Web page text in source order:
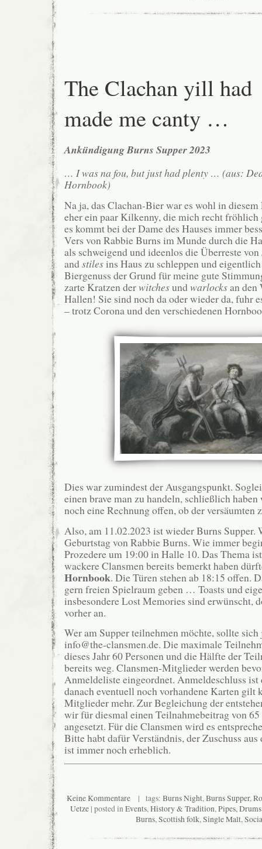
The Clachan yill had
made me canty …
Ankündigung Burns Supper 2023
… I was na fou, but just had plenty … (aus:
Hornbook)
Na ja, das Clachan-Bier war es wohl in
eher ein paar Kilkenny, die mich recht fröhlich
es kommt bei der Dame des Hauses immer
Vers von Rabbie Burns im Munde durch die
als schweigend und ideenlos die Überreste von
andstilesins Haus zu schleppen und
Biergenuss der Grund für meine gute
zarte Kratzen derwitchesundwarlocksan den
Hallen! Sie sind noch da oder wieder da, fuhr
– trotz Corona und den verschiedenen
Dies war zumindest der Ausgangspunkt.
einen brave man zu handeln, schließlich
noch eine Rechnung offen, ob der
Also, am 11.02.2023 ist wieder Burns Supper.
Geburtstag von Rabbie Burns. Wie immer
Prozedere um 19:00 in Halle 10. Das Thema
wackere Clansmen bereits bemerkt haben
Hornbook. Die Türen stehen ab 18:15 offen.
gern freien Spielraum geben … Toasts und
insbesondere Lost Memories sind erwünscht,
vorher an.
Wer am Supper teilnehmen möchte, sollte
info@the-clansmen.de. Die maximale
dieses Jahr 60 Personen und die Hälfte der
bereits weg. Clansmen-Mitglieder werden
Anmeldeliste eingeordnet. Anmeldeschluss ist
danach eventuell noch vorhandene Karten gilt
Mitglieder mehr. Zur Begleichung der
wir für diesmal einen Teilnahmebeitrag von 65
angesetzt. Für die Clansmen wird es
Bitte habt dafür Verständnis, der Zuschuss aus
ist immer noch erheblich.
Keine Kommentare| tags: Burns Night,Burns Supper,
Uetze | posted inEvents,History & Tradition,Pipes,
Burns,Scottish folk,Single Malt,